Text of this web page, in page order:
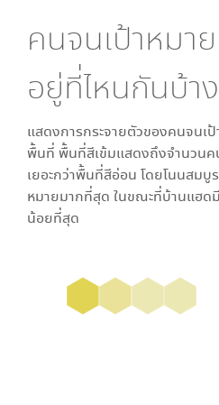
คนจนเป้าหมา
อยู่ที่ไหนกันบ้าง
แสดงการกระจายตัวของคนจนเ
พื้นที่ พื้นที่สีเข้มแสดงถึงจำนวนค
เยอะกว่าพื้นที่สีอ่อน โดยโนนสมบู
หมายมากที่สุด ในขณะที่บ้านแฮด
น้อยที่สุด